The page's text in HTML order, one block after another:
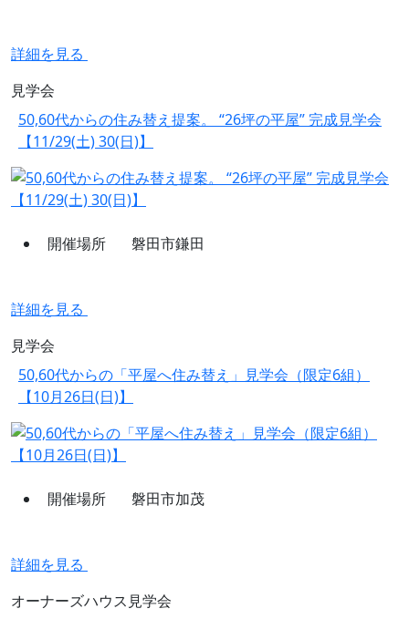
詳細を見る
見学会
50,60代からの住み替え提案。 “26坪の平屋” 完成見学会
【11/29(土) 30(日)】
開催場所 磐田市鎌田
詳細を見る
見学会
50,60代からの「平屋へ住み替え」見学会（限定6組）
【10月26日(日)】
開催場所 磐田市加茂
詳細を見る
オーナーズハウス見学会